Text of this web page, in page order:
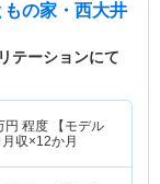
の家・西大井
テーションにて
円 程度 【モデル
収×12か月